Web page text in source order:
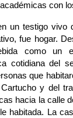
con
un testigo vivo
fue hogar.
como un
cotidiana del
que
y del
hacia la calle
habitada. La